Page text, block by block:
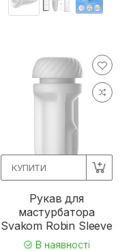
КУПИТИ
Рукав для
мастурбатора
Svakom Robin Sleeve
В наявності